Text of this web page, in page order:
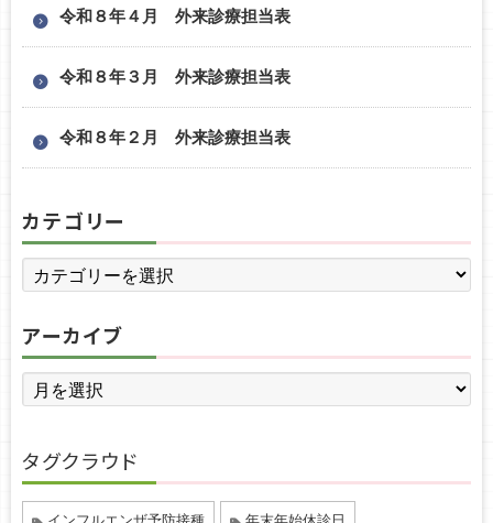
令和８年４月 外来診療担当表
令和８年３月 外来診療担当表
令和８年２月 外来診療担当表
カテゴリー
アーカイブ
タグクラウド